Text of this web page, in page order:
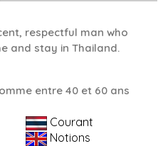
respectful man who
and stay in Thailand.
entre 40 et 60 ans
Courant
Notions